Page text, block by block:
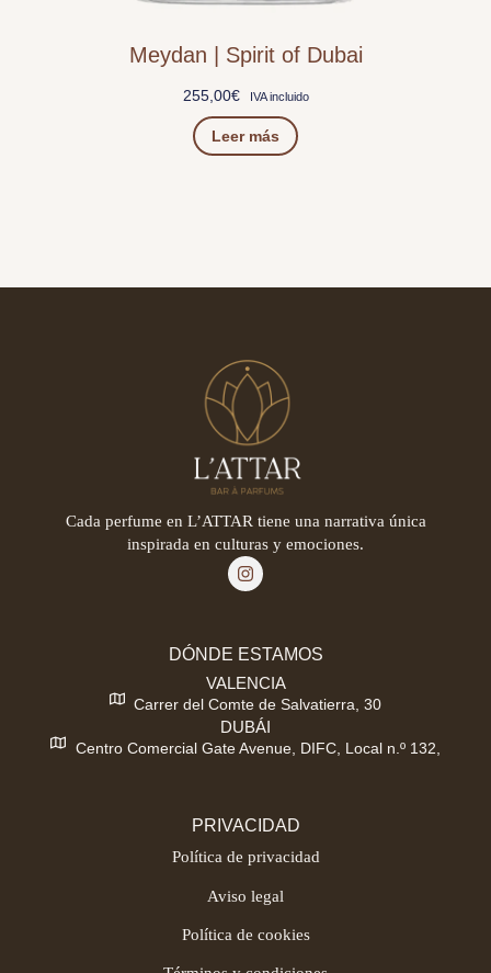
Meydan | Spirit of Dubai
255,00€ IVA incluido
Leer más
Cada perfume en L’ATTAR tiene una narrativa única
inspirada en culturas y emociones.
DÓNDE ESTAMOS
VALENCIA
Carrer del Comte de Salvatierra, 30
DUBÁI
Centro Comercial Gate Avenue, DIFC, Local n.º 132,
PRIVACIDAD
Política de privacidad
Aviso legal
Política de cookies